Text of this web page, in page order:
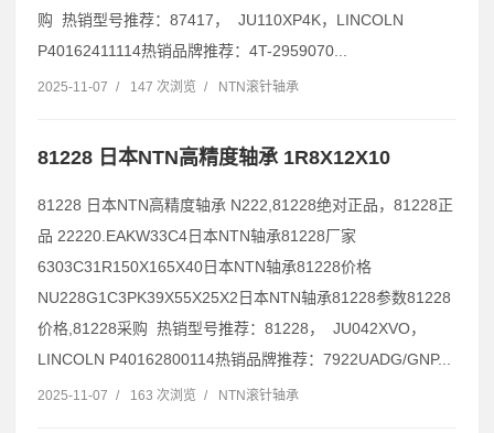
购 热销型号推荐：87417， JU110XP4K，LINCOLN
P40162411114热销品牌推荐：4T-2959070...
2025-11-07 / 147 次浏览 / NTN滚针轴承
81228 日本NTN高精度轴承 1R8X12X10
81228 日本NTN高精度轴承 N222,81228绝对正品，81228正
品 22220.EAKW33C4日本NTN轴承81228厂家
6303C31R150X165X40日本NTN轴承81228价格
NU228G1C3PK39X55X25X2日本NTN轴承81228参数81228
价格,81228采购 热销型号推荐：81228， JU042XVO，
LINCOLN P40162800114热销品牌推荐：7922UADG/GNP...
2025-11-07 / 163 次浏览 / NTN滚针轴承